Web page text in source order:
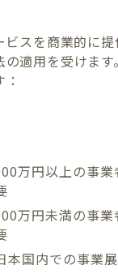
ビスを商業的に
適用を受けま
万円以上の事業
万円未満の事業
本国内での事業